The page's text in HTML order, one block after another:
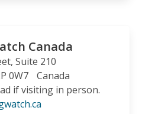
Canada
Suite 210
0W7
Canada
if visiting in person.